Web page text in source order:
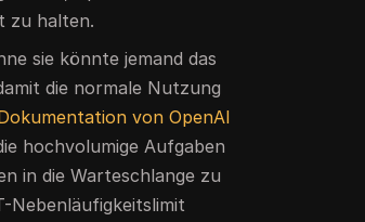
zu halten.
sie könnte jemand das
die normale Nutzung
von OpenAI
hochvolumige Aufgaben
in die Warteschlange zu
Nebenläufigkeitslimit